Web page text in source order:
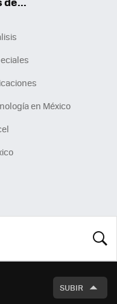
en México
SUBIR